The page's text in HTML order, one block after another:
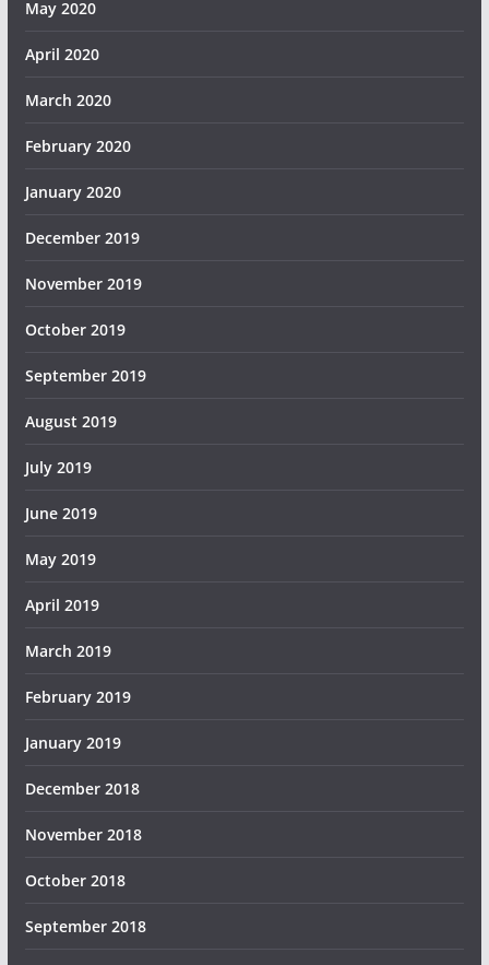
May 2020
April 2020
March 2020
February 2020
January 2020
December 2019
November 2019
October 2019
September 2019
August 2019
July 2019
June 2019
May 2019
April 2019
March 2019
February 2019
January 2019
December 2018
November 2018
October 2018
September 2018